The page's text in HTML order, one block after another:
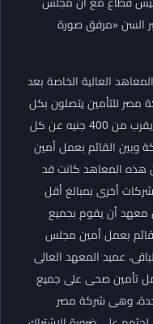
السن «مرفق صورة
العالية الخاصة بعد
مصر للتأمين يتصلون بكل
المعاهد وتطلب من كل معهد سداد ما يقرب من 400 جنيه عن كل
وبين القائم بعمل أمين
هذه المعاهد كانت قد
أخرى بمبالغ أقل
معهد أن يقوم بجميع
القائم بعمل أمين مجلس
عميد المعهد العالى
عمل تأمين صحى على جميع
وهى شركة مصر